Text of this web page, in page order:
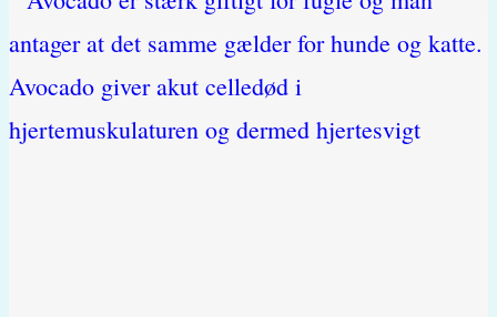
HUNDE
OG
KATTE
(ETHANOL)